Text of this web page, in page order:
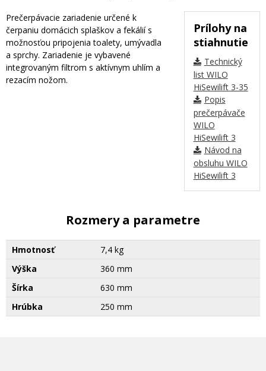
Prílohy na
stiahnutie
Technický
list WILO
HiSewilift 3-35
Popis
prečerpávače
WILO
HiSewilift 3
Návod na
obsluhu WILO
HiSewilift 3
Prečerpávacie zariadenie určené k
čerpaniu domácich splaškov a fekálií s
možnosťou pripojenia toalety, umývadla
a sprchy. Zariadenie je vybavené
integrovaným filtrom s aktívnym uhlím a
rezacím nožom.
Rozmery a parametre
Hmotnosť
7,4 kg
Výška
360 mm
Šírka
630 mm
Hrúbka
250 mm